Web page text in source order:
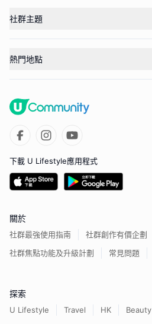
社群主題
熱門地點
下載 U Lifestyle應用程式
關於
社群最強使用指南
社群創作有價企劃
社群焦點功能及升級計劃
常見問題
探索
U Lifestyle Travel HK Beauty